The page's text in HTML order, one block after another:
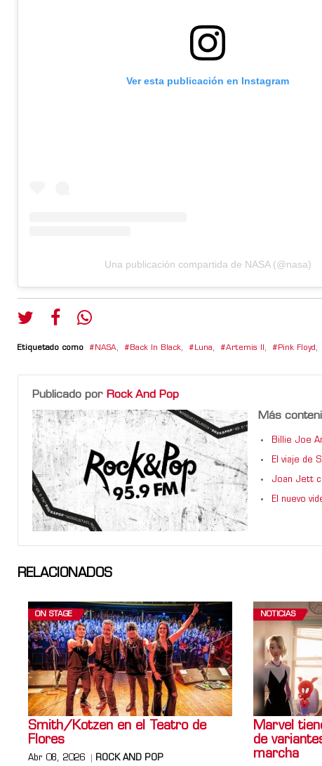
Ver esta publicación en Instagram
Una publicación compartida de NASA (@nasa)
Etiquetado como NASA, Back In Black, Luna, Artemis II, Pink Floyd,
Publicado por Rock And Pop
Más
Billie Joe
El viaje de
Joan Jett
El nuevo
RELACIONADOS
ON STAGE
Smith/Kotzen en el Teatro de
Flores
Abr 08, 2026 ROCK AND POP
NOTICIAS
Marvel
de
marcha